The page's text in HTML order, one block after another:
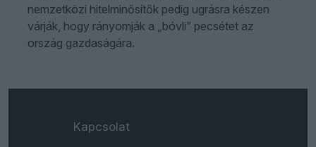
nemzetközi hitelminősítők pedig ugrásra készen
várják, hogy rányomják a „bóvli” pecsétet az
ország gazdaságára.
Kapcsolat